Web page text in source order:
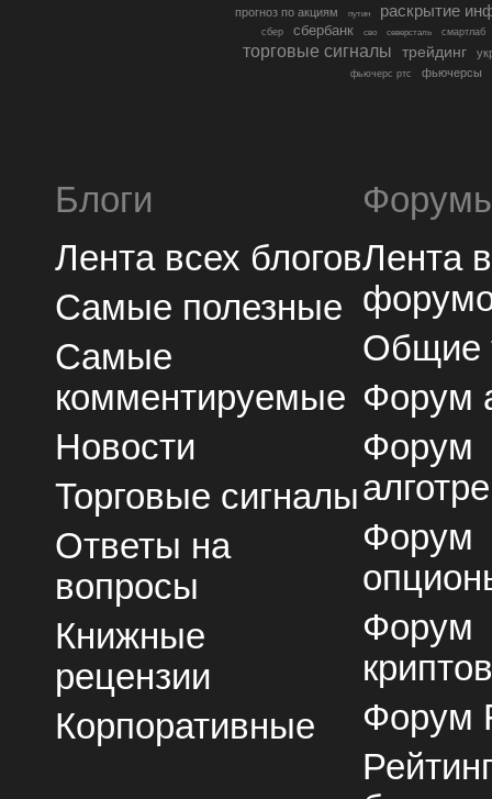
прогноз по акциям путин раскрытие
сбер сбербанк сво северсталь смартлаб
торговые сигналы трейдинг
фьючерс ртс фьючерсы
Блоги
Лента всех блогов
Самые полезные
Самые
комментируемые
Новости
Торговые сигналы
Ответы на
вопросы
Книжные
рецензии
Корпоративные
Лента
Общие
Форум
Форум
Форум
Форум
Форум